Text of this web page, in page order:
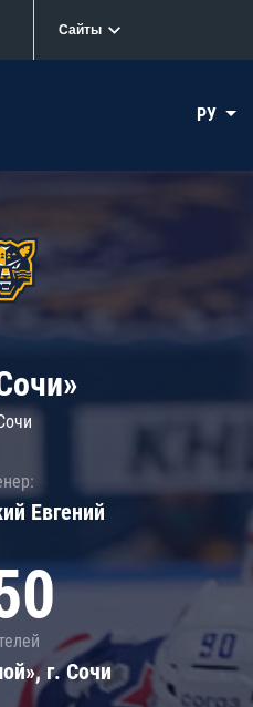
Сайты
РУ
Евгений
г. Сочи